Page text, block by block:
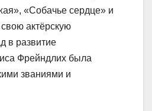
«Собачье сердце» и
актёрскую
в развитие
Фрейндлих была
званиями и